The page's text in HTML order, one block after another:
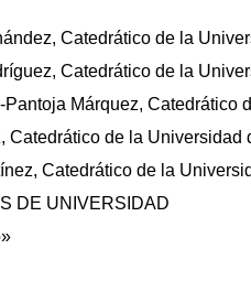
Catedrático de la
Catedrático de la
Márquez, Catedrático
Catedrático de la Universidad
Catedrático de la
DE UNIVERSIDAD